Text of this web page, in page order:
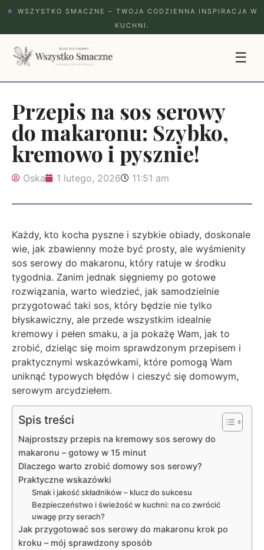
★
WSZYSTKO SMACZNE – TWOJA CODZIENNA INSPIRACJA W
KUCHNI.
☰
Przepis na sos serowy
do makaronu: Szybko,
kremowo i pysznie!
Oska 1 lutego, 2026 11:51 am
Każdy, kto kocha pyszne i szybkie obiady, doskonale
wie, jak zbawienny może być prosty, ale wyśmienity
sos serowy do makaronu, który ratuje w środku
tygodnia. Zanim jednak sięgniemy po gotowe
rozwiązania, warto wiedzieć, jak samodzielnie
przygotować taki sos, który będzie nie tylko
błyskawiczny, ale przede wszystkim idealnie
kremowy i pełen smaku, a ja pokażę Wam, jak to
zrobić, dzieląc się moim sprawdzonym przepisem i
praktycznymi wskazówkami, które pomogą Wam
uniknąć typowych błędów i cieszyć się domowym,
serowym arcydziełem.
Spis treści
Najprostszy przepis na kremowy sos serowy do
makaronu – gotowy w 15 minut
Dlaczego warto zrobić domowy sos serowy?
Praktyczne wskazówki
Smak i jakość składników – klucz do sukcesu
Bezpieczeństwo i świeżość w kuchni: na co zwrócić
uwagę przy serach?
Jak przygotować sos serowy do makaronu krok po
kroku – mój sprawdzony sposób